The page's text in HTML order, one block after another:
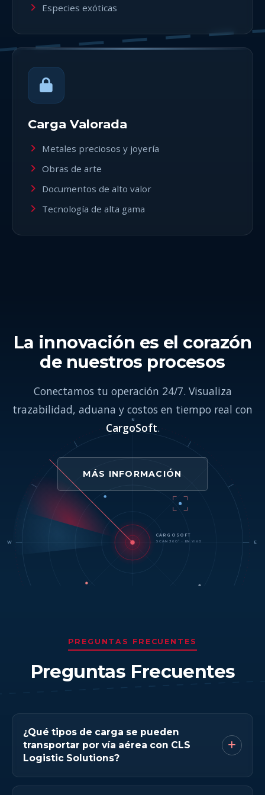
Especies exóticas
Carga Valorada
Metales preciosos y joyería
Obras de arte
Documentos de alto valor
Tecnología de alta gama
N
E
W
CARGOSOFT
SCAN 360° · EN VIVO
La innovación es el corazón
de nuestros procesos
Conectamos tu operación 24/7. Visualiza
trazabilidad, aduana y costos en tiempo real con
CargoSoft.
MÁS INFORMACIÓN
PREGUNTAS FRECUENTES
Preguntas Frecuentes
¿Qué tipos de carga se pueden
transportar por vía aérea con CLS
Logistic Solutions?
Carga seca (general, pallets, cajas y bultos),